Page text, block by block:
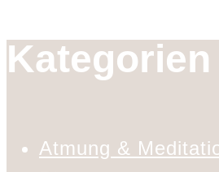
Kategorien
Atmung &